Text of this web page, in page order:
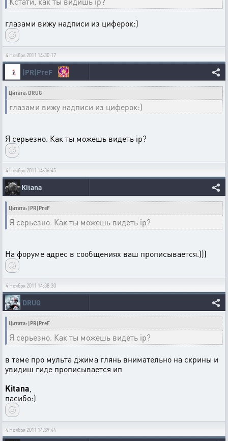
глазами вижу надписи из циферок:)
4 Ноября 2011 14:30:17
|PR|PreF
Цитата: DRUG
глазами вижу надписи из циферок:)
Я серьезно. Как ты можешь видеть ip?
4 Ноября 2011 14:36:45
Kitana
Цитата: |PR|PreF
Я серьезно. Как ты можешь видеть ip?
На форуме адрес в сообщениях ваш прописывается.)))
4 Ноября 2011 14:38:30
DRUG
Цитата: |PR|PreF
Я серьезно. Как ты можешь видеть ip?
в теме про мульта джима глянь внимательно на скрины и
увидиш гиде прописывается ип
Kitana
пасибо:)
4 Ноября 2011 14:39:44